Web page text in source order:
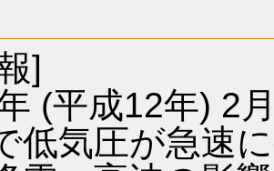
]
(平成12年) 2
低気圧が急速